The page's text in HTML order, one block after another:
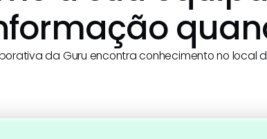
da Guru encontra conhecimento no